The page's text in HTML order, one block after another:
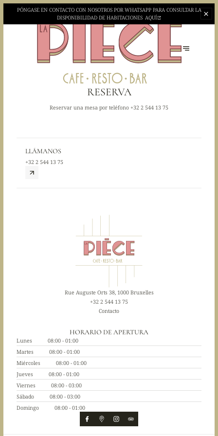
PÓNGASE EN CONTACTO CON NOSOTROS POR WHATSAPP PARA CONSULTAR LA
DISPONIBILIDAD DE HABITACIONES AQUÍ
RESERVA
Reservar una mesa por teléfono +32 2 544 13 75
LLÁMANOS
+32 2 544 13 75
Rue Auguste Orts 38, 1000 Bruxelles
+32 2 544 13 75
Contacto
HORARIO DE APERTURA
Lunes
08:00 - 01:00
Martes
08:00 - 01:00
Miércoles
08:00 - 01:00
Jueves
08:00 - 01:00
Viernes
08:00 - 03:00
Sábado
08:00 - 03:00
Domingo
08:00 - 01:00